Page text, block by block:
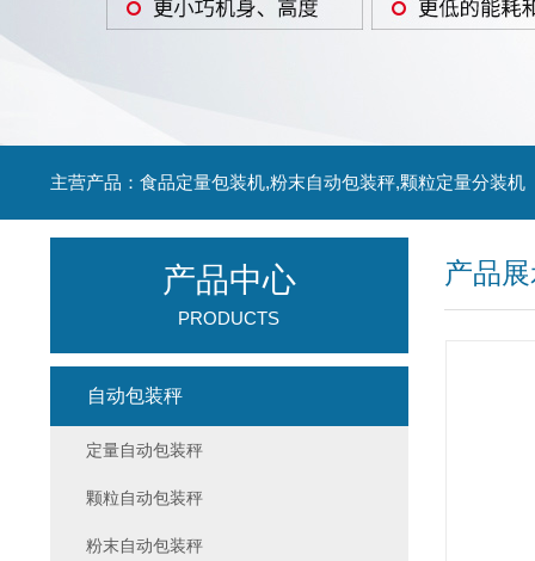
主营产品：食品定量包装机,粉末自动包装秤,颗粒定量分装机
产品
产品中心
PRODUCTS
自动包装秤
定量自动包装秤
颗粒自动包装秤
粉末自动包装秤